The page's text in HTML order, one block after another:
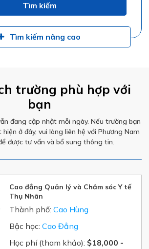
Tìm kiếm
Tìm kiếm nâng cao
trường phù hợp với
bạn
đang cập nhật mỗi ngày. Nếu trường bạn
ở đây, vui lòng liên hệ với Phương Nam
được tư vấn và bổ sung thông tin.
Cao đẳng Quản lý và Chăm sóc Y tế
Thụ Nhân
Thành phố: Cao Hùng
Bậc học: Cao Đẳng
Học phí (tham khảo): $18,000 -